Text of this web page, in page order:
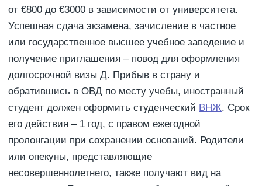
от €800 до €3000 в зависимости от университета.
Успешная сдача экзамена, зачисление в частное
или государственное высшее учебное заведение и
получение приглашения – повод для оформления
долгосрочной визы Д. Прибыв в страну и
обратившись в ОВД по месту учебы, иностранный
студент должен оформить студенческий ВНЖ. Срок
его действия – 1 год, с правом ежегодной
пролонгации при сохранении оснований. Родители
или опекуны, представляющие
несовершеннолетнего, также получают вид на